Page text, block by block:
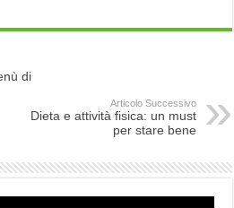
di
Articolo Successivo
Dieta e attività fisica: un must
per stare bene